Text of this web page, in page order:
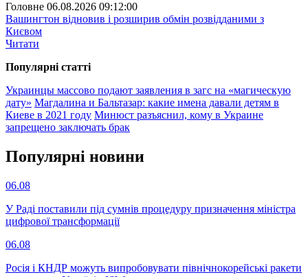
Головне 06.08.2026 09:12:00
Вашингтон відновив і розширив обмін розвідданими з
Києвом
Читати
Популярнi статтi
Украинцы массово подают заявления в загс на «магическую
дату» Магдалина и Бальтазар: какие имена давали детям в
Киеве в 2021 году Минюст разъяснил, кому в Украине
запрещено заключать брак
Популярнi новини
06.08
У Раді поставили під сумнів процедуру призначення міністра
цифрової трансформації
06.08
Росія і КНДР можуть випробовувати північнокорейські ракети